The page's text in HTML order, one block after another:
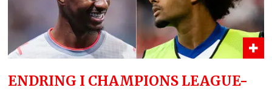
ENDRING I CHAMPIONS LEAGUE-